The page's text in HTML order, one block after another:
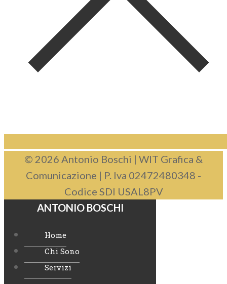
© 2026 Antonio Boschi | WIT Grafica &
Comunicazione | P. Iva 02472480348 -
Codice SDI USAL8PV
ANTONIO BOSCHI
Home
Chi Sono
Servizi